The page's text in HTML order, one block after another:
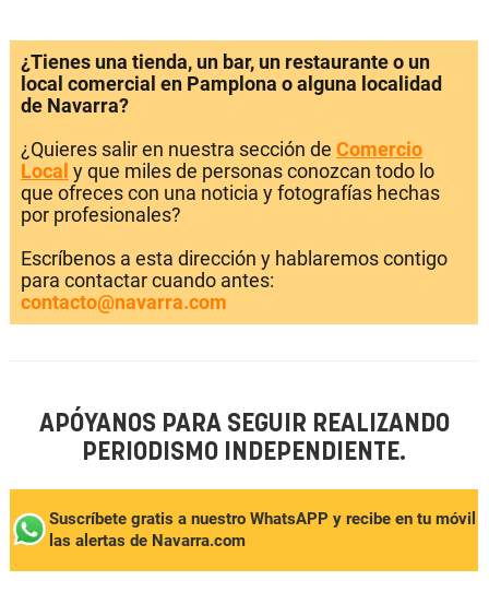
¿Tienes una tienda, un bar, un restaurante o un
local comercial en Pamplona o alguna localidad
de Navarra?
¿Quieres salir en nuestra sección de Comercio
Local y que miles de personas conozcan todo lo
que ofreces con una noticia y fotografías hechas
por profesionales?
Escríbenos a esta dirección y hablaremos contigo
para contactar cuando antes:
contacto@navarra.com
APÓYANOS PARA SEGUIR REALIZANDO
PERIODISMO INDEPENDIENTE.
Suscríbete gratis a nuestro WhatsAPP y recibe en tu móvil
las alertas de Navarra.com